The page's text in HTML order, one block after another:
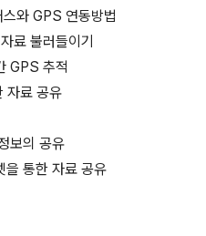
와 GPS 연동방법
료 불러들이기
GPS 추적
자료 공유
보의 공유
을 통한 자료 공유